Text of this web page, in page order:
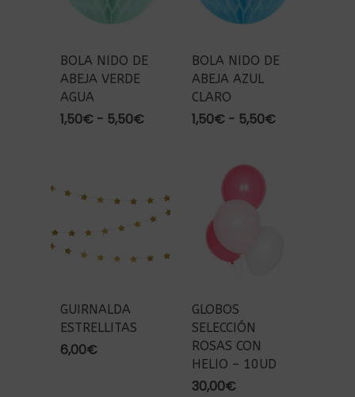
BOLA NIDO DE
ABEJA VERDE
AGUA
1,50€ - 5,50€Rango
hasta
5,50€
BOLA NIDO DE
ABEJA AZUL
CLARO
1,50€ - 5,50€Rango
GUIRNALDA
ESTRELLITAS
6,00€
GLOBOS
SELECCIÓN
ROSAS CON
HELIO – 10UD
30,00€